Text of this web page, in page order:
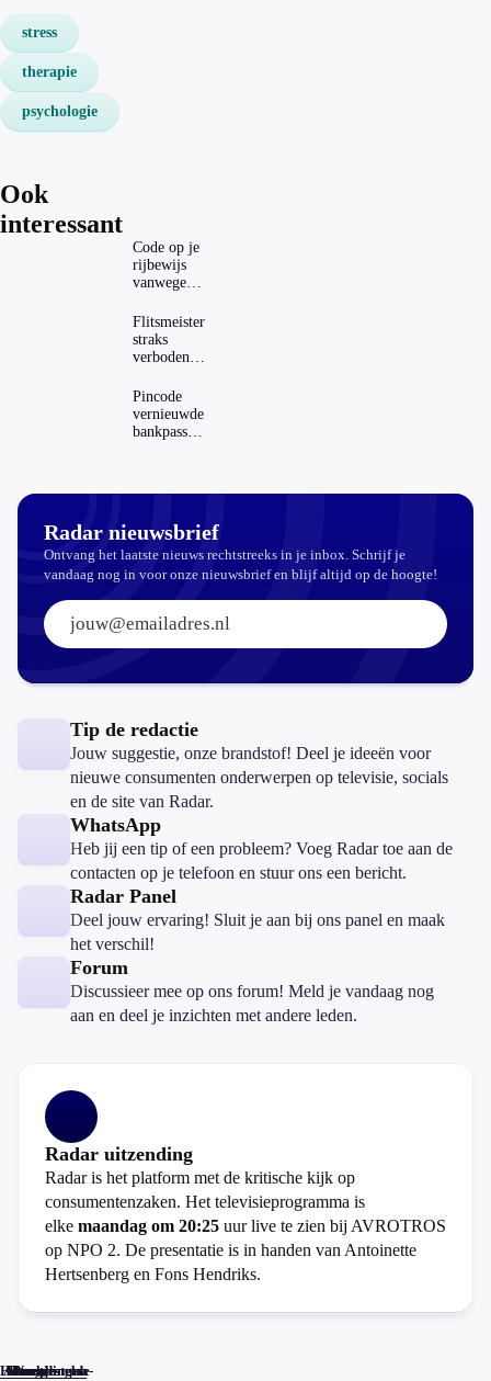
stress
therapie
psychologie
Ook
interessant
Code op je
rijbewijs
vanwege
autisme?
Zo
verwijder
Flitsmeister
straks
verboden?
regels in
Nederland
en het
buitenland
Pincode
vernieuwde
bankpassen
Radar nieuwsbrief
Ontvang het laatste nieuws rechtstreeks in je inbox. Schrijf je
vandaag nog in voor onze nieuwsbrief en blijf altijd op de hoogte!
E-mailadres:
Tip de redactie
Jouw suggestie, onze brandstof! Deel je ideeën voor
nieuwe consumenten onderwerpen op televisie, socials
en de site van Radar.
WhatsApp
Heb jij een tip of een probleem? Voeg Radar toe aan de
contacten op je telefoon en stuur ons een bericht.
Radar Panel
Deel jouw ervaring! Sluit je aan bij ons panel en maak
het verschil!
Forum
Discussieer mee op ons forum! Meld je vandaag nog
aan en deel je inzichten met andere leden.
Radar uitzending
Radar is het platform met de kritische kijk op
consumentenzaken. Het televisieprogramma is
elke maandag om 20:25 uur live te zien bij AVROTROS
op NPO 2. De presentatie is in handen van Antoinette
Hertsenberg en Fons Hendriks.
Home
Actueel
Uitzendingen
Reacties
Programma-
Veelgestelde